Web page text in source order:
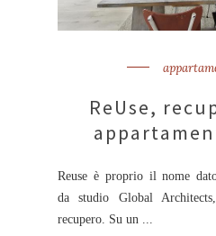
ReUse,
Reuse è proprio il nome
da studio Global
recupero. Su un ...